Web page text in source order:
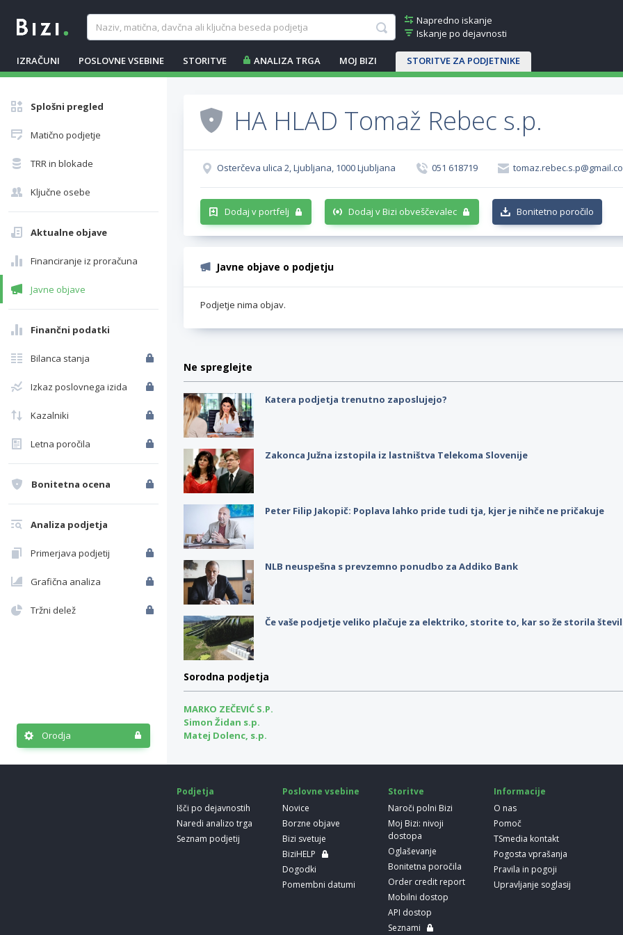
Napredno iskanje
Iskanje po dejavnosti
IZRAČUNI POSLOVNE VSEBINE STORITVE ANALIZA TRGA MOJ BIZI STORITVE ZA PODJETNIKE
Splošni pregled
Matično podjetje
TRR in blokade
Ključne osebe
Aktualne objave
Financiranje iz proračuna
Javne objave
Finančni podatki
Bilanca stanja
Izkaz poslovnega izida
Kazalniki
Letna poročila
Bonitetna ocena
Analiza podjetja
Primerjava podjetij
Grafična analiza
Tržni delež
Orodja
HA HLAD Tomaž Rebec s.p.
Osterčeva ulica 2, Ljubljana, 1000 Ljubljana 051 618719
Dodaj v portfelj Dodaj v Bizi obveščevalec Bonitetno poročilo
Javne objave o podjetju
Podjetje nima objav.
Ne spreglejte
Katera podjetja trenutno zaposlujejo?
Zakonca Južna izstopila iz lastništva Telekoma Slovenije
Peter Filip Jakopič: Poplava lahko pride tudi tja, kjer je nihče ne pričakuje
NLB neuspešna s prevzemno ponudbo za Addiko Bank
Če vaše podjetje veliko plačuje za elektriko, storite to, kar so že storila
Sorodna podjetja
MARKO ZEČEVIĆ S.P.
Simon Židan s.p.
Matej Dolenc, s.p.
Podjetja
Išči po dejavnostih
Naredi analizo trga
Seznam podjetij
Poslovne vsebine
Novice
Borzne objave
Bizi svetuje
BiziHELP
Dogodki
Pomembni datumi
Storitve
Naroči polni Bizi
Moj Bizi: nivoji
dostopa
Oglaševanje
Bonitetna poročila
Order credit report
Mobilni dostop
API dostop
Seznami
Informacije
O nas
Pomoč
TSmedia kontakt
Pogosta vprašanja
Pravila in pogoji
Upravljanje soglasij